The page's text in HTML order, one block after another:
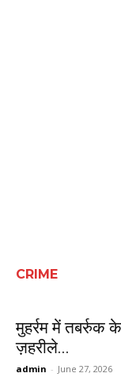
CRIME
मुहर्रम में तबर्रुक
ज़हरीले...
admin - June 27, 2026